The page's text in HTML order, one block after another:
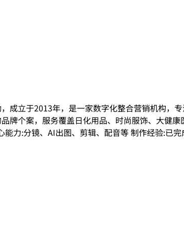
成立于2013年，是一家数字化整合营销机构，
牌个案，服务覆盖日化用品、时尚服饰、大健
能力:分镜、AI出图、剪辑、配音等 制作经验:已